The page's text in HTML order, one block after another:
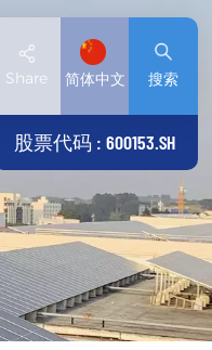
Share 简体中文
English
Deutsch
español
日本語
搜索
股票代码 : 600153.SH